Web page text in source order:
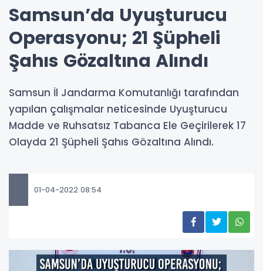
Samsun’da Uyuşturucu
Operasyonu; 21 Şüpheli
Şahıs Gözaltına Alındı
Samsun İl Jandarma Komutanlığı tarafından
yapılan çalışmalar neticesinde Uyuşturucu
Madde ve Ruhsatsız Tabanca Ele Geçirilerek 17
Olayda 21 Şüpheli Şahıs Gözaltına Alındı.
01-04-2022 08:54